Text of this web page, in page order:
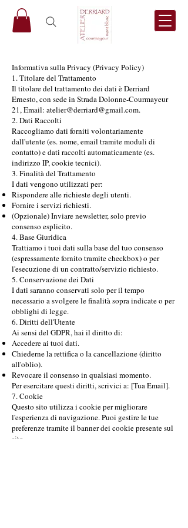
Informativa sulla Privacy (Privacy Policy)
1. Titolare del Trattamento
Il titolare del trattamento dei dati è Derriard
Ernesto, con sede in Strada Dolonne-Courmayeur
21, Email: atelier@derriard@gmail.com.
2. Dati Raccolti
Raccogliamo dati forniti volontariamente
dall'utente (es. nome, email tramite moduli di
contatto) e dati raccolti automaticamente (es.
indirizzo IP, cookie tecnici).
3. Finalità del Trattamento
I dati vengono utilizzati per:
Rispondere alle richieste degli utenti.
Fornire i servizi richiesti.
(Opzionale) Inviare newsletter, solo previo
consenso esplicito.
4. Base Giuridica
Trattiamo i tuoi dati sulla base del tuo consenso
(espressamente fornito tramite checkbox) o per
l'esecuzione di un contratto/servizio richiesto.
5. Conservazione dei Dati
I dati saranno conservati solo per il tempo
necessario a svolgere le finalità sopra indicate o per
obblighi di legge.
6. Diritti dell'Utente
Ai sensi del GDPR, hai il diritto di:
Accedere ai tuoi dati.
Chiederne la rettifica o la cancellazione (diritto
all'oblio).
Revocare il consenso in qualsiasi momento.
Per esercitare questi diritti, scrivici a: [Tua Email].
7. Cookie
Questo sito utilizza i cookie per migliorare
l'esperienza di navigazione. Puoi gestire le tue
preferenze tramite il banner dei cookie presente sul
sito.